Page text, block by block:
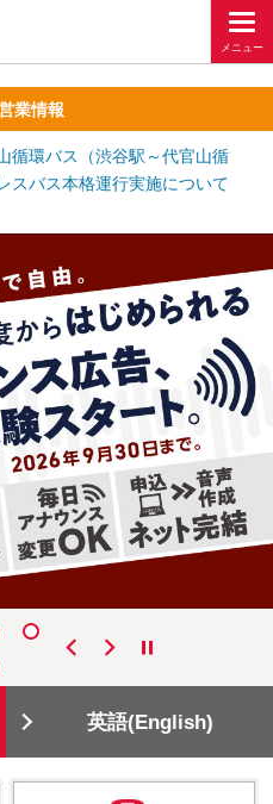
業情報
循環バス（渋谷駅～代官山循
スバス本格運行実施について
英語(English)